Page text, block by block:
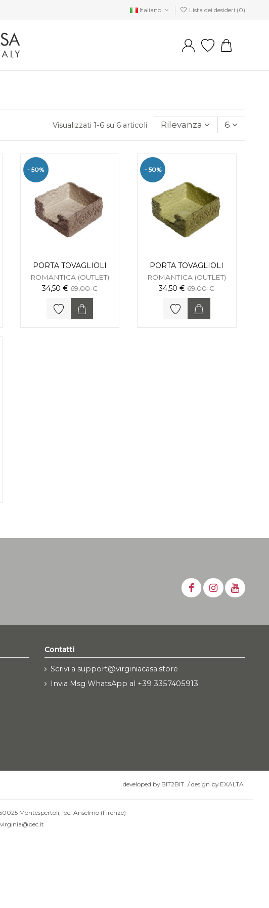
Italiano Lista dei desideri (0)
Visualizzati 1-6 su 6 articoli Rilevanza 6
- 50%
PORTA TOVAGLIOLI
ROMANTICA (OUTLET)
34,50 €69,00 €
- 50%
PORTA TOVAGLIOLI
ROMANTICA (OUTLET)
34,50 €69,00 €
Contatti
Scrivi a support@virginiacasa.store
Invia Msg WhatsApp al +39 3357405913
developed by BIT2BIT /design by EXALTA
Montespertoli, loc. Anselmo (Firenze)